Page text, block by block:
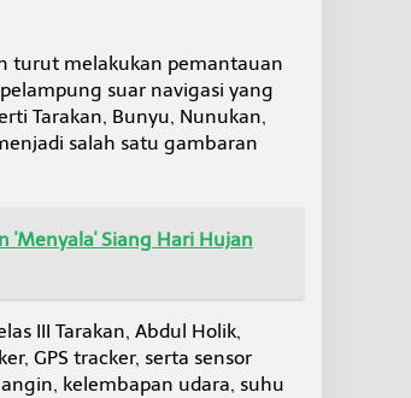
turut melakukan pemantauan
suar navigasi yang
Tarakan, Bunyu, Nunukan,
salah satu gambaran
'Menyala' Siang Hari Hujan
III Tarakan, Abdul Holik,
GPS tracker, serta sensor
kelembapan udara, suhu